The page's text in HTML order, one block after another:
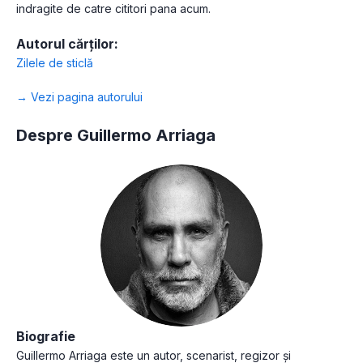
indragite de catre cititori pana acum.
Autorul cărților:
Zilele de sticlă
→ Vezi pagina autorului
Despre Guillermo Arriaga
Biografie
Guillermo Arriaga este un autor, scenarist, regizor și